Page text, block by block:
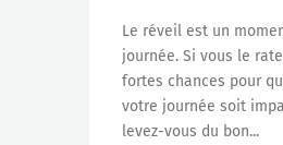
Le réveil est un
journée. Si vous le
fortes chances pour
votre journée soit
levez-vous du bon...